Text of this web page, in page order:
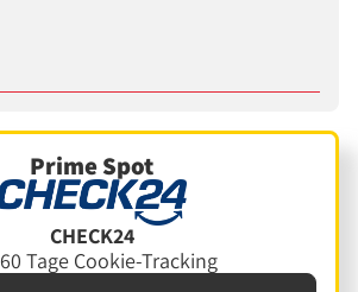
Prime Spot
CHECK24
60 Tage Cookie-Tracking